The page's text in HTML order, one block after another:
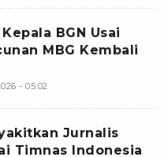
BGN Usai
MBG Kembali
- 05:02
Jurnalis
Timnas Indonesia